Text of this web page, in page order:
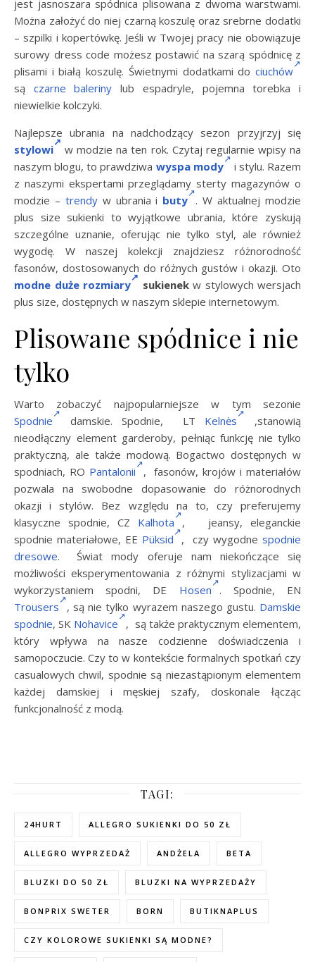
jest jasnoszara spódnica plisowana z dwoma warstwami.
Można założyć do niej czarną koszulę oraz srebrne dodatki
– szpilki i kopertówkę. Jeśli w Twojej pracy nie obowiązuje
surowy dress code możesz postawić na szarą spódnicę z
plisami i białą koszulę. Świetnymi dodatkami do ciuchów
są czarne baleriny lub espadryle, pojemna torebka i
niewielkie kolczyki.
Najlepsze ubrania na nadchodzący sezon przyjrzyj się
stylowi
w modzie na ten rok. Czytaj regularnie wpisy na
naszym blogu, to prawdziwa wyspa mody
i stylu. Razem
z naszymi ekspertami przeglądamy sterty magazynów o
modzie – trendyw ubrania i buty . W aktualnej modzie
plus size sukienki to wyjątkowe ubrania, które zyskują
szczególne uznanie, oferując nie tylko styl, ale również
wygodę. W naszej kolekcji znajdziesz różnorodność
fasonów, dostosowanych do różnych gustów i okazji. Oto
modne duże rozmiary
sukienekw stylowych wersjach
plus size, dostępnych w naszym sklepie internetowym.
Plisowane spódnice i nie
tylko
Warto zobaczyć najpopularniejsze w tym sezonie
Spodnie
damskie. Spodnie, LT Kelnės
,stanowią
nieodłączny element garderoby, pełniąc funkcję nie tylko
praktyczną, ale także modową. Bogactwo dostępnych w
spodniach, RO Pantalonii
, fasonów, krojów i materiałów
pozwala na swobodne dopasowanie do różnorodnych
okazji i stylów. Bez względu na to, czy preferujemy
klasyczne spodnie, CZ Kalhota
, jeansy, eleganckie
spodnie materiałowe, EE Püksid , czy wygodne spodnie
dresowe. Świat mody oferuje nam niekończące się
możliwości eksperymentowania z różnymi stylizacjami w
wykorzystaniem spodni, DE Hosen
. Spodnie, EN
Trousers
, są nie tylko wyrazem naszego gustu. Damskie
spodnie, SK Nohavice , są także praktycznym elementem,
który wpływa na nasze codzienne doświadczenia i
samopoczucie. Czy to w kontekście formalnych spotkań czy
casualowych chwil, spodnie są niezastąpionym elementem
każdej damskiej i męskiej szafy, doskonale łącząc
funkcjonalność z modą.
TAGI:
24HURT ALLEGRO SUKIENKI DO 50 ZŁ
ALLEGRO WYPRZEDAŻ ANDŻELA BETA
BLUZKI DO 50 ZŁ BLUZKI NA WYPRZEDAŻY
BONPRIX SWETER BORN BUTIKNAPLUS
CZY KOLOROWE SUKIENKI SĄ MODNE?